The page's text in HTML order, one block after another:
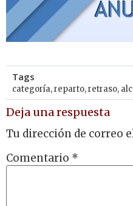
Tags
categoría,reparto,retraso,
Deja una respuesta
Tu dirección de correo
Comentario *